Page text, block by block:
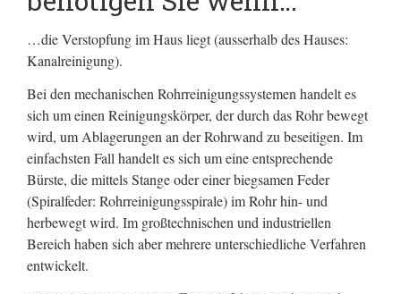
…die Verstopfung im Haus liegt (ausserhalb des Hauses:
Kanalreinigung).
Bei den mechanischen Rohrreinigungssystemen handelt es
sich um einen Reinigungskörper, der durch das Rohr bewegt
wird, um Ablagerungen an der Rohrwand zu beseitigen. Im
einfachsten Fall handelt es sich um eine entsprechende
Bürste, die mittels Stange oder einer biegsamen Feder
(Spiralfeder: Rohrreinigungsspirale) im Rohr hin- und
herbewegt wird. Im großtechnischen und industriellen
Bereich haben sich aber mehrere unterschiedliche Verfahren
entwickelt.